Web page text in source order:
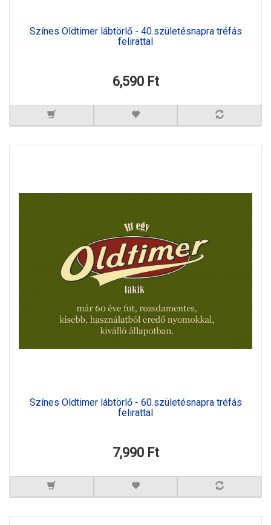
Színes Oldtimer lábtörlő - 40.születésnapra tréfás
felirattal
6,590 Ft
Színes Oldtimer lábtörlő - 60.születésnapra tréfás
felirattal
7,990 Ft